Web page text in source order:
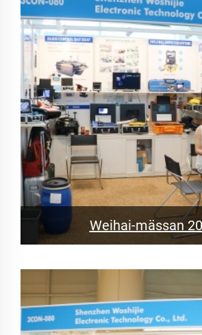
Weihai-mässan